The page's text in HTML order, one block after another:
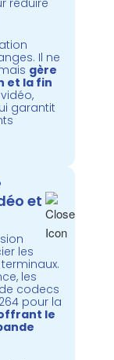
réduire
Il ne
gère
et la fin
garantit
et
les
les
codecs
pour la
le